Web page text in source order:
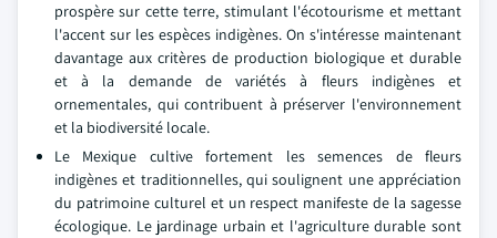
prospère sur cette terre, stimulant l'écotourisme et mettant
l'accent sur les espèces indigènes. On s'intéresse maintenant
davantage aux critères de production biologique et durable
et à la demande de variétés à fleurs indigènes et
ornementales, qui contribuent à préserver l'environnement
et la biodiversité locale.
Le Mexique cultive fortement les semences de fleurs
indigènes et traditionnelles, qui soulignent une appréciation
du patrimoine culturel et un respect manifeste de la sagesse
écologique. Le jardinage urbain et l'agriculture durable sont